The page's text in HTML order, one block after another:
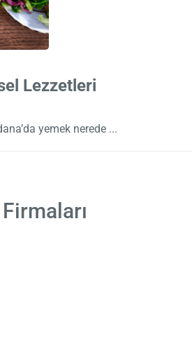
Lezzetleri
yemek nerede